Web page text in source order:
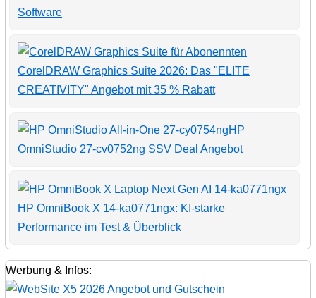
Software
CorelDRAW Graphics Suite 2026: Das "ELITE
CREATIVITY" Angebot mit 35 % Rabatt
HP
OmniStudio 27-cv0752ng SSV Deal Angebot
HP OmniBook X 14-ka0771ngx: KI-starke
Performance im Test & Überblick
Werbung & Infos: